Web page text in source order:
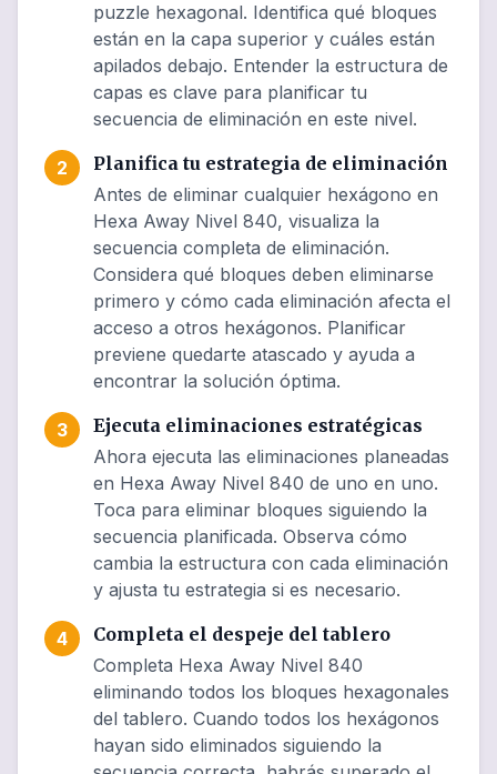
puzzle hexagonal. Identifica qué bloques
están en la capa superior y cuáles están
apilados debajo. Entender la estructura de
capas es clave para planificar tu
secuencia de eliminación en este nivel.
2
Planifica tu estrategia de eliminación
Antes de eliminar cualquier hexágono en
Hexa Away Nivel 840, visualiza la
secuencia completa de eliminación.
Considera qué bloques deben eliminarse
primero y cómo cada eliminación afecta el
acceso a otros hexágonos. Planificar
previene quedarte atascado y ayuda a
encontrar la solución óptima.
3
Ejecuta eliminaciones estratégicas
Ahora ejecuta las eliminaciones planeadas
en Hexa Away Nivel 840 de uno en uno.
Toca para eliminar bloques siguiendo la
secuencia planificada. Observa cómo
cambia la estructura con cada eliminación
y ajusta tu estrategia si es necesario.
4
Completa el despeje del tablero
Completa Hexa Away Nivel 840
eliminando todos los bloques hexagonales
del tablero. Cuando todos los hexágonos
hayan sido eliminados siguiendo la